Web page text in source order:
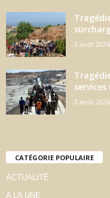
2 août 2026
2 août 2026
CATÉGORIE POPULAIRE
ACTUALITÉ
A LA UNE